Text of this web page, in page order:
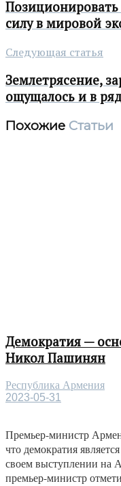
силу в мировой
Следующая статья
Землетрясение,
ощущалось и в
Похожие Статьи
Демократия —
Никол Пашинян
Республика Армения
2023-05-31
Премьер-министр
что демократия
своем выступлении на
премьер-министр